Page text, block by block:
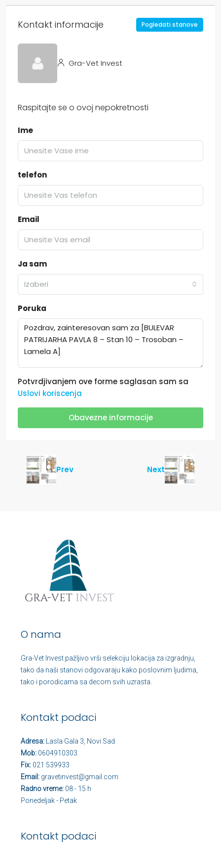
Kontakt informacije Pogledati stanove
Gra-Vet Invest
Raspitajte se o ovoj nepokretnosti
Ime
telefon
Email
Ja sam
Izaberi
Poruka
Potvrdjivanjem ove forme saglasan sam sa
Uslovi koriscenja
Obavezne informacije
Prev Next
O nama
Gra-Vet Invest pažljivo vrši selekciju lokacija za izgradnju,
tako da naši stanovi odgovaraju kako poslovnim ljudima,
tako i porodicama sa decom svih uzrasta.
Kontakt podaci
Adresa: Lasla Gala 3, Novi Sad
Mob: 0604910303
Fix: 021 539933
Email: gravetinvest@gmail.com
Radno vreme: 08 - 15 h
Ponedeljak - Petak
Kontakt podaci